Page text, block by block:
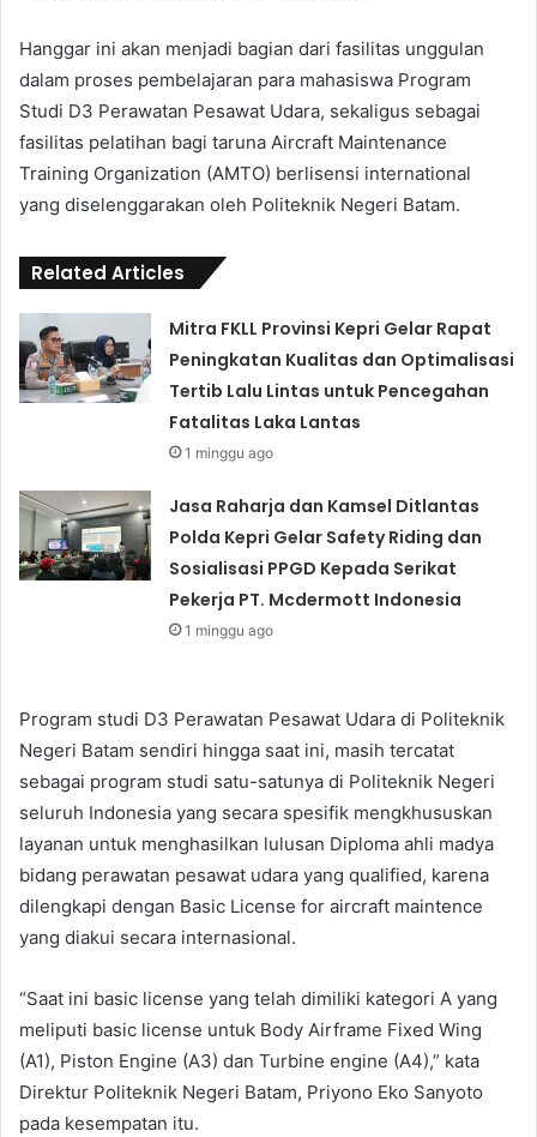
Hanggar ini akan menjadi bagian dari fasilitas unggulan
dalam proses pembelajaran para mahasiswa Program
Studi D3 Perawatan Pesawat Udara, sekaligus sebagai
fasilitas pelatihan bagi taruna Aircraft Maintenance
Training Organization (AMTO) berlisensi international
yang diselenggarakan oleh Politeknik Negeri Batam.
Related Articles
Mitra FKLL Provinsi Kepri Gelar Rapat
Peningkatan Kualitas dan Optimalisasi
Tertib Lalu Lintas untuk Pencegahan
Fatalitas Laka Lantas
1 minggu ago
Jasa Raharja dan Kamsel Ditlantas
Polda Kepri Gelar Safety Riding dan
Sosialisasi PPGD Kepada Serikat
Pekerja PT. Mcdermott Indonesia
1 minggu ago
Program studi D3 Perawatan Pesawat Udara di Politeknik
Negeri Batam sendiri hingga saat ini, masih tercatat
sebagai program studi satu-satunya di Politeknik Negeri
seluruh Indonesia yang secara spesifik mengkhususkan
layanan untuk menghasilkan lulusan Diploma ahli madya
bidang perawatan pesawat udara yang qualified, karena
dilengkapi dengan Basic License for aircraft maintence
yang diakui secara internasional.
“Saat ini basic license yang telah dimiliki kategori A yang
meliputi basic license untuk Body Airframe Fixed Wing
(A1), Piston Engine (A3) dan Turbine engine (A4),” kata
Direktur Politeknik Negeri Batam, Priyono Eko Sanyoto
pada kesempatan itu.